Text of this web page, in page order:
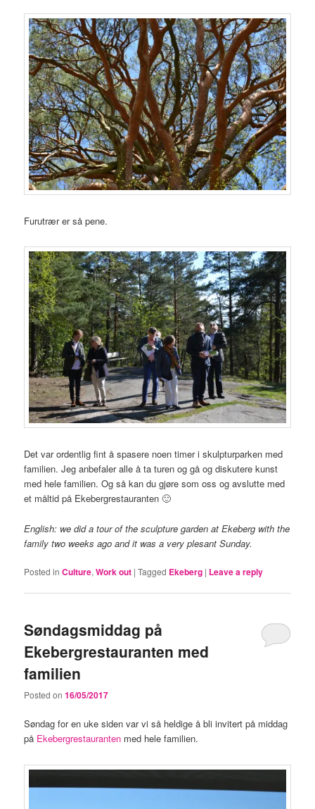
Furutrær er så pene.
Det var ordentlig fint å spasere noen timer i skulpturparken med
familien. Jeg anbefaler alle å ta turen og gå og diskutere kunst
med hele familien. Og så kan du gjøre som oss og avslutte med
et måltid på Ekebergrestauranten 🙂
English: we did a tour of the sculpture garden at Ekeberg with the
family two weeks ago and it was a very plesant Sunday.
Posted in Culture,Work out |Tagged Ekeberg | Leave a reply
Søndagsmiddag på
Ekebergrestauranten med
familien
Posted on16/05/2017
Søndag for en uke siden var vi så heldige å bli invitert på middag
på Ekebergrestauranten med hele familien.